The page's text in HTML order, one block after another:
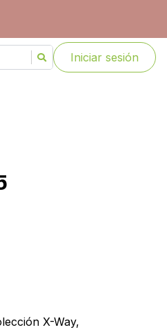
Iniciar sesión
X-Way,